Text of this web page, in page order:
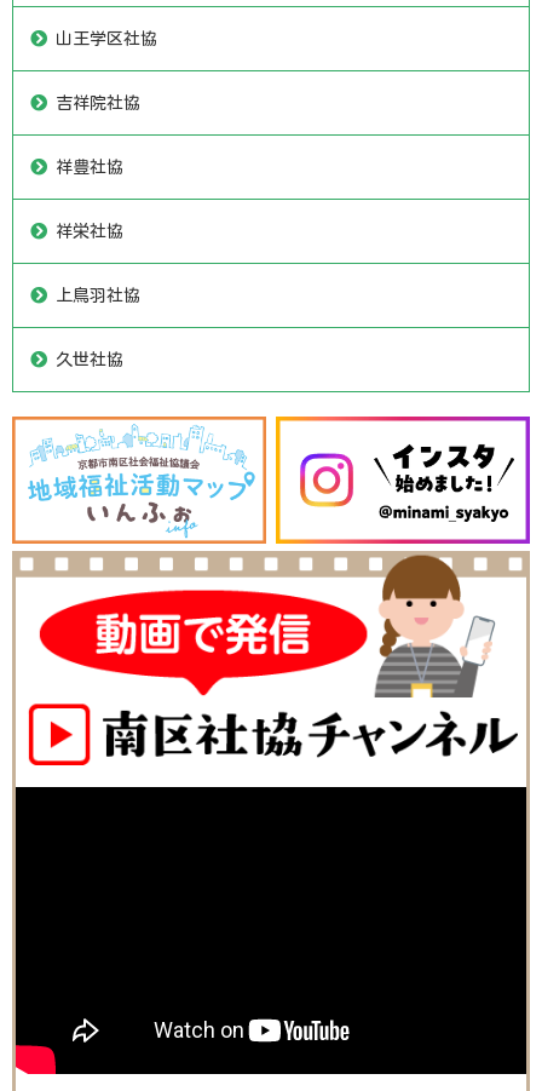
山王学区社協
吉祥院社協
祥豊社協
祥栄社協
上鳥羽社協
久世社協